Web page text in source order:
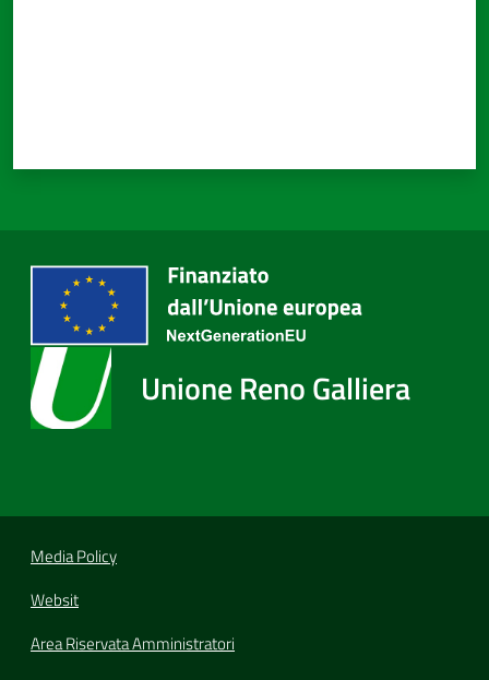
Unione Reno Galliera
Media Policy
Websit
Area Riservata Amministratori